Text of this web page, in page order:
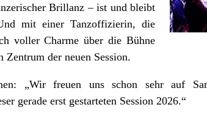
Brillanz – ist und bleibt
mit einer Tanzoffizierin, die
voller Charme über die Bühne
der neuen Session.
„Wir freuen uns schon sehr auf
gerade erst gestarteten Session 2026.“